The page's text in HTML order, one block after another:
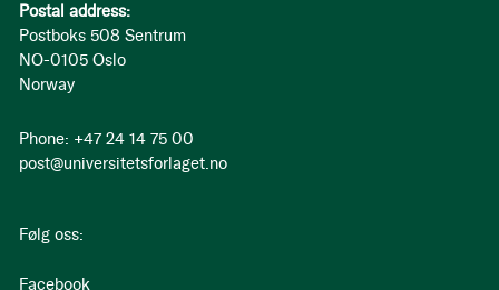
Postal address:
Postboks 508 Sentrum
NO-0105 Oslo
Norway
Phone: +47 24 14 75 00
post@universitetsforlaget.no
Følg oss:
Facebook